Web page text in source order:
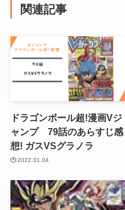
関連記事
ドラゴンボール超!漫画Vジ
ャンプ 79話のあらすじ感
想! ガスVSグラノラ
2022.01.04